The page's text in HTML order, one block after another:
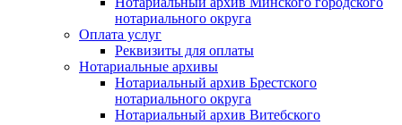
нотариального округа
Оплата услуг
Реквизиты для оплаты
Нотариальные архивы
Нотариальный архив Брестского
нотариального округа
Нотариальный архив Витебского